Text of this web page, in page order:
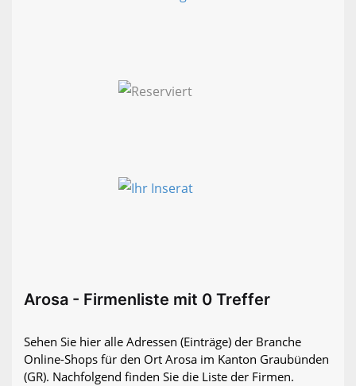
Arosa - Firmenliste mit 0 Treffer
Sehen Sie hier alle Adressen (Einträge) der Branche
Online-Shops für den Ort Arosa im Kanton Graubünden
(GR). Nachfolgend finden Sie die Liste der Firmen.